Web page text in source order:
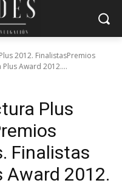
2012. FinalistasPremios
Award 2012....
Plus
Finalistas
Award 2012.